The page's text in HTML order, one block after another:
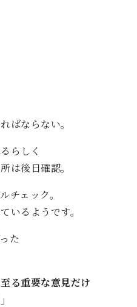
ばならない。
らしく
は後日確認。
チェック。
いるようです。
た
る重要な意見だけ